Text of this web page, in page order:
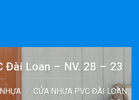
Đài Loan – NV. 28 – 23
/ CỬA NHỰA PVC ĐÀI LOAN